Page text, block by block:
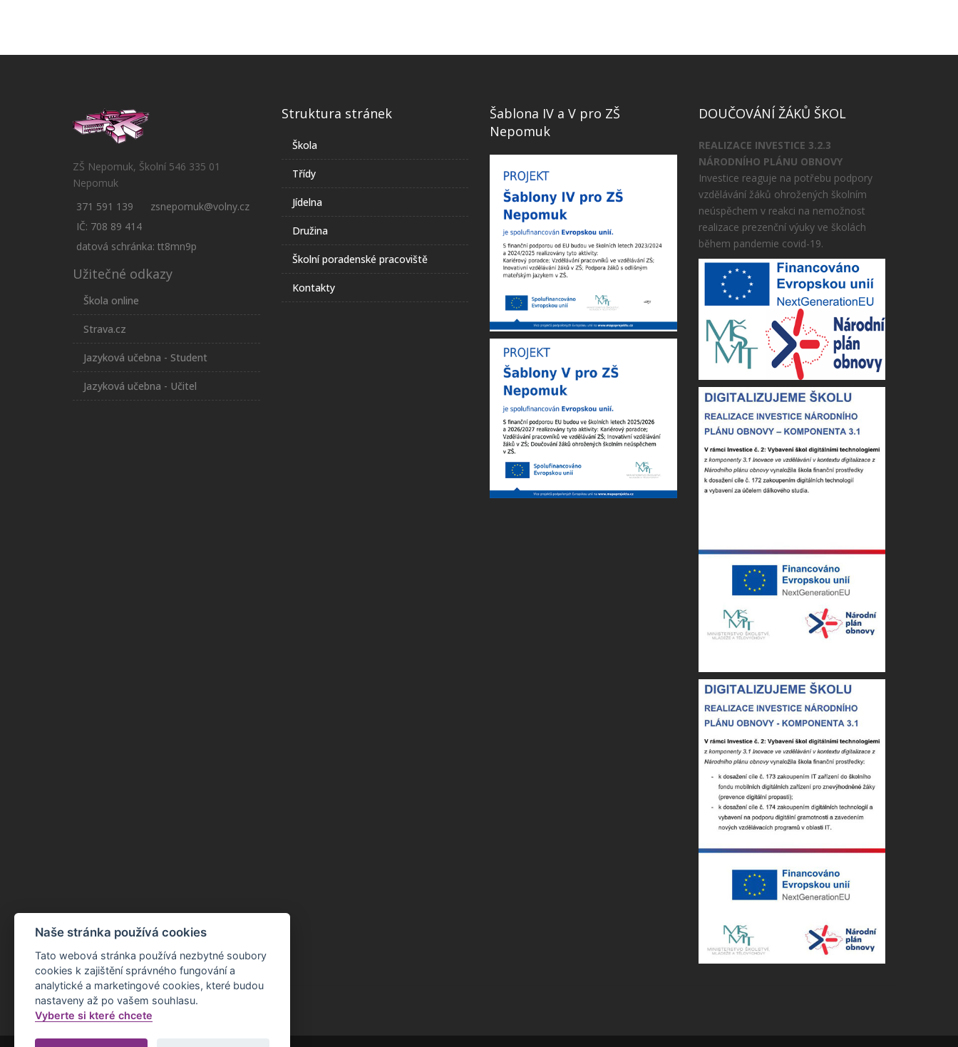
ZŠ Nepomuk, Školní 546 335 01
Nepomuk
371 591 139
zsnepomuk@volny.cz
IČ: 708 89 414
datová schránka: tt8mn9p
Užitečné odkazy
Škola online
Strava.cz
Jazyková učebna - Student
Jazyková učebna - Učitel
Struktura stránek
Škola
Třídy
Jídelna
Družina
Školní poradenské pracoviště
Kontakty
Šablona IV a V pro ZŠ
Nepomuk
DOUČOVÁNÍ ŽÁKŮ ŠKOL
REALIZACE INVESTICE 3.2.3
NÁRODNÍHO PLÁNU OBNOVY
Investice reaguje na potřebu podpory
vzdělávání žáků ohrožených školním
neúspěchem v reakci na nemožnost
realizace prezenční výuky ve školách
během pandemie covid-19.
Naše stránka používá cookies
Tato webová stránka používá nezbytné soubory
cookies k zajištění správného fungování a
analytické a marketingové cookies, které budou
nastaveny až po vašem souhlasu.
Vyberte si které chcete